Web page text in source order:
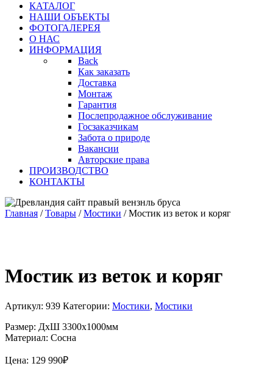
КАТАЛОГ
НАШИ ОБЪЕКТЫ
ФОТОГАЛЕРЕЯ
О НАС
ИНФОРМАЦИЯ
Back
Как заказать
Доставка
Монтаж
Гарантия
Послепродажное обслуживание
Госзаказчикам
Забота о природе
Вакансии
Авторские права
ПРОИЗВОДСТВО
КОНТАКТЫ
Главная /Товары /Мостики /Мостик из веток и коряг
Мостик из веток и коряг
Артикул: 939 Категории: Мостики, Мостики
Размер: ДхШ 3300х1000мм
Материал: Сосна
Цена: 129 990₽